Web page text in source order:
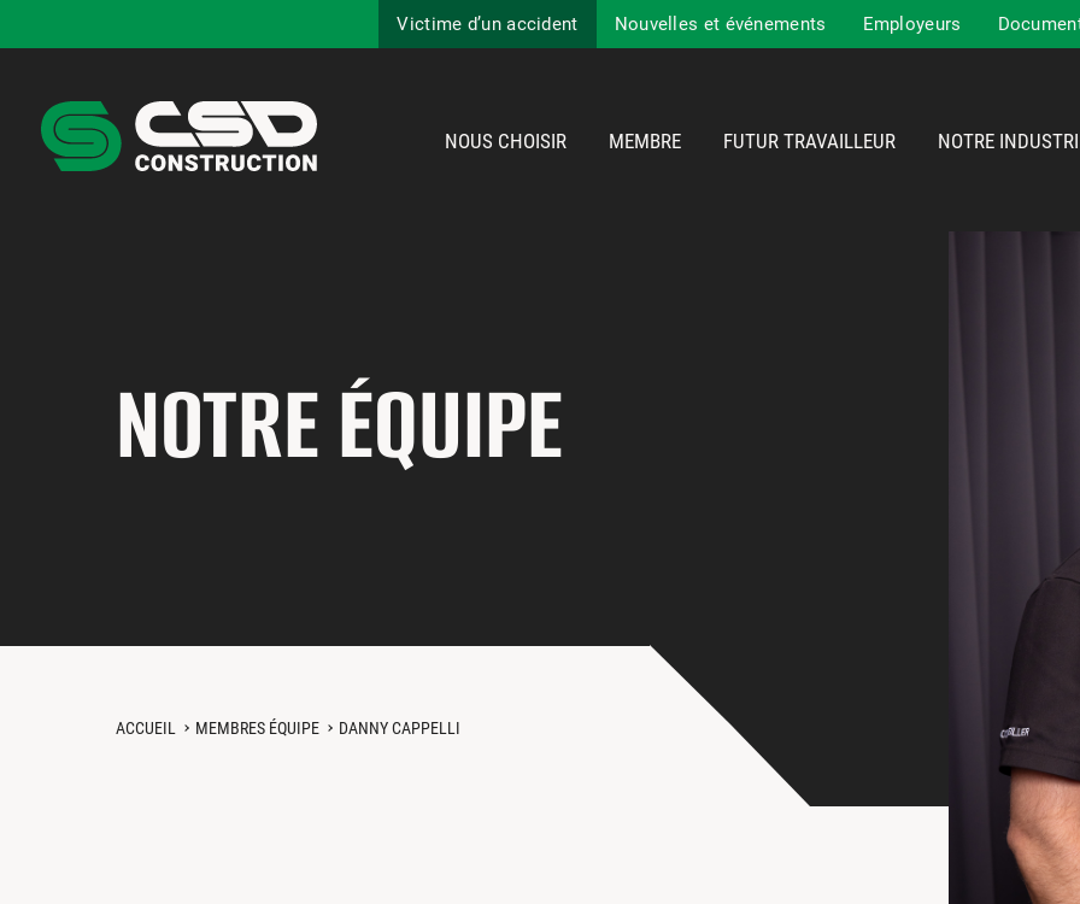
Victime d’un accident Nouvelles et événements Employeurs
NOUS CHOISIR MEMBRE FUTUR TRAVAILLEUR NOTRE
NOTRE ÉQUIPE
ACCUEIL MEMBRES ÉQUIPE DANNY CAPPELLI